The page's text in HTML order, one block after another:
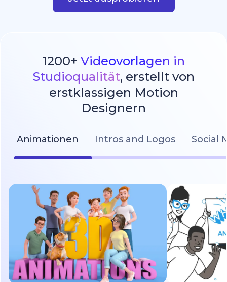
1200+ Videovorlagen in
Studioqualität, erstellt von
erstklassigen Motion
Designern
Animationen Intros and Logos Social